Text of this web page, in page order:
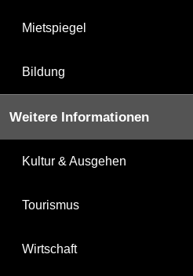
Mietspiegel
Bildung
Weitere Informationen
Kultur & Ausgehen
Tourismus
Wirtschaft